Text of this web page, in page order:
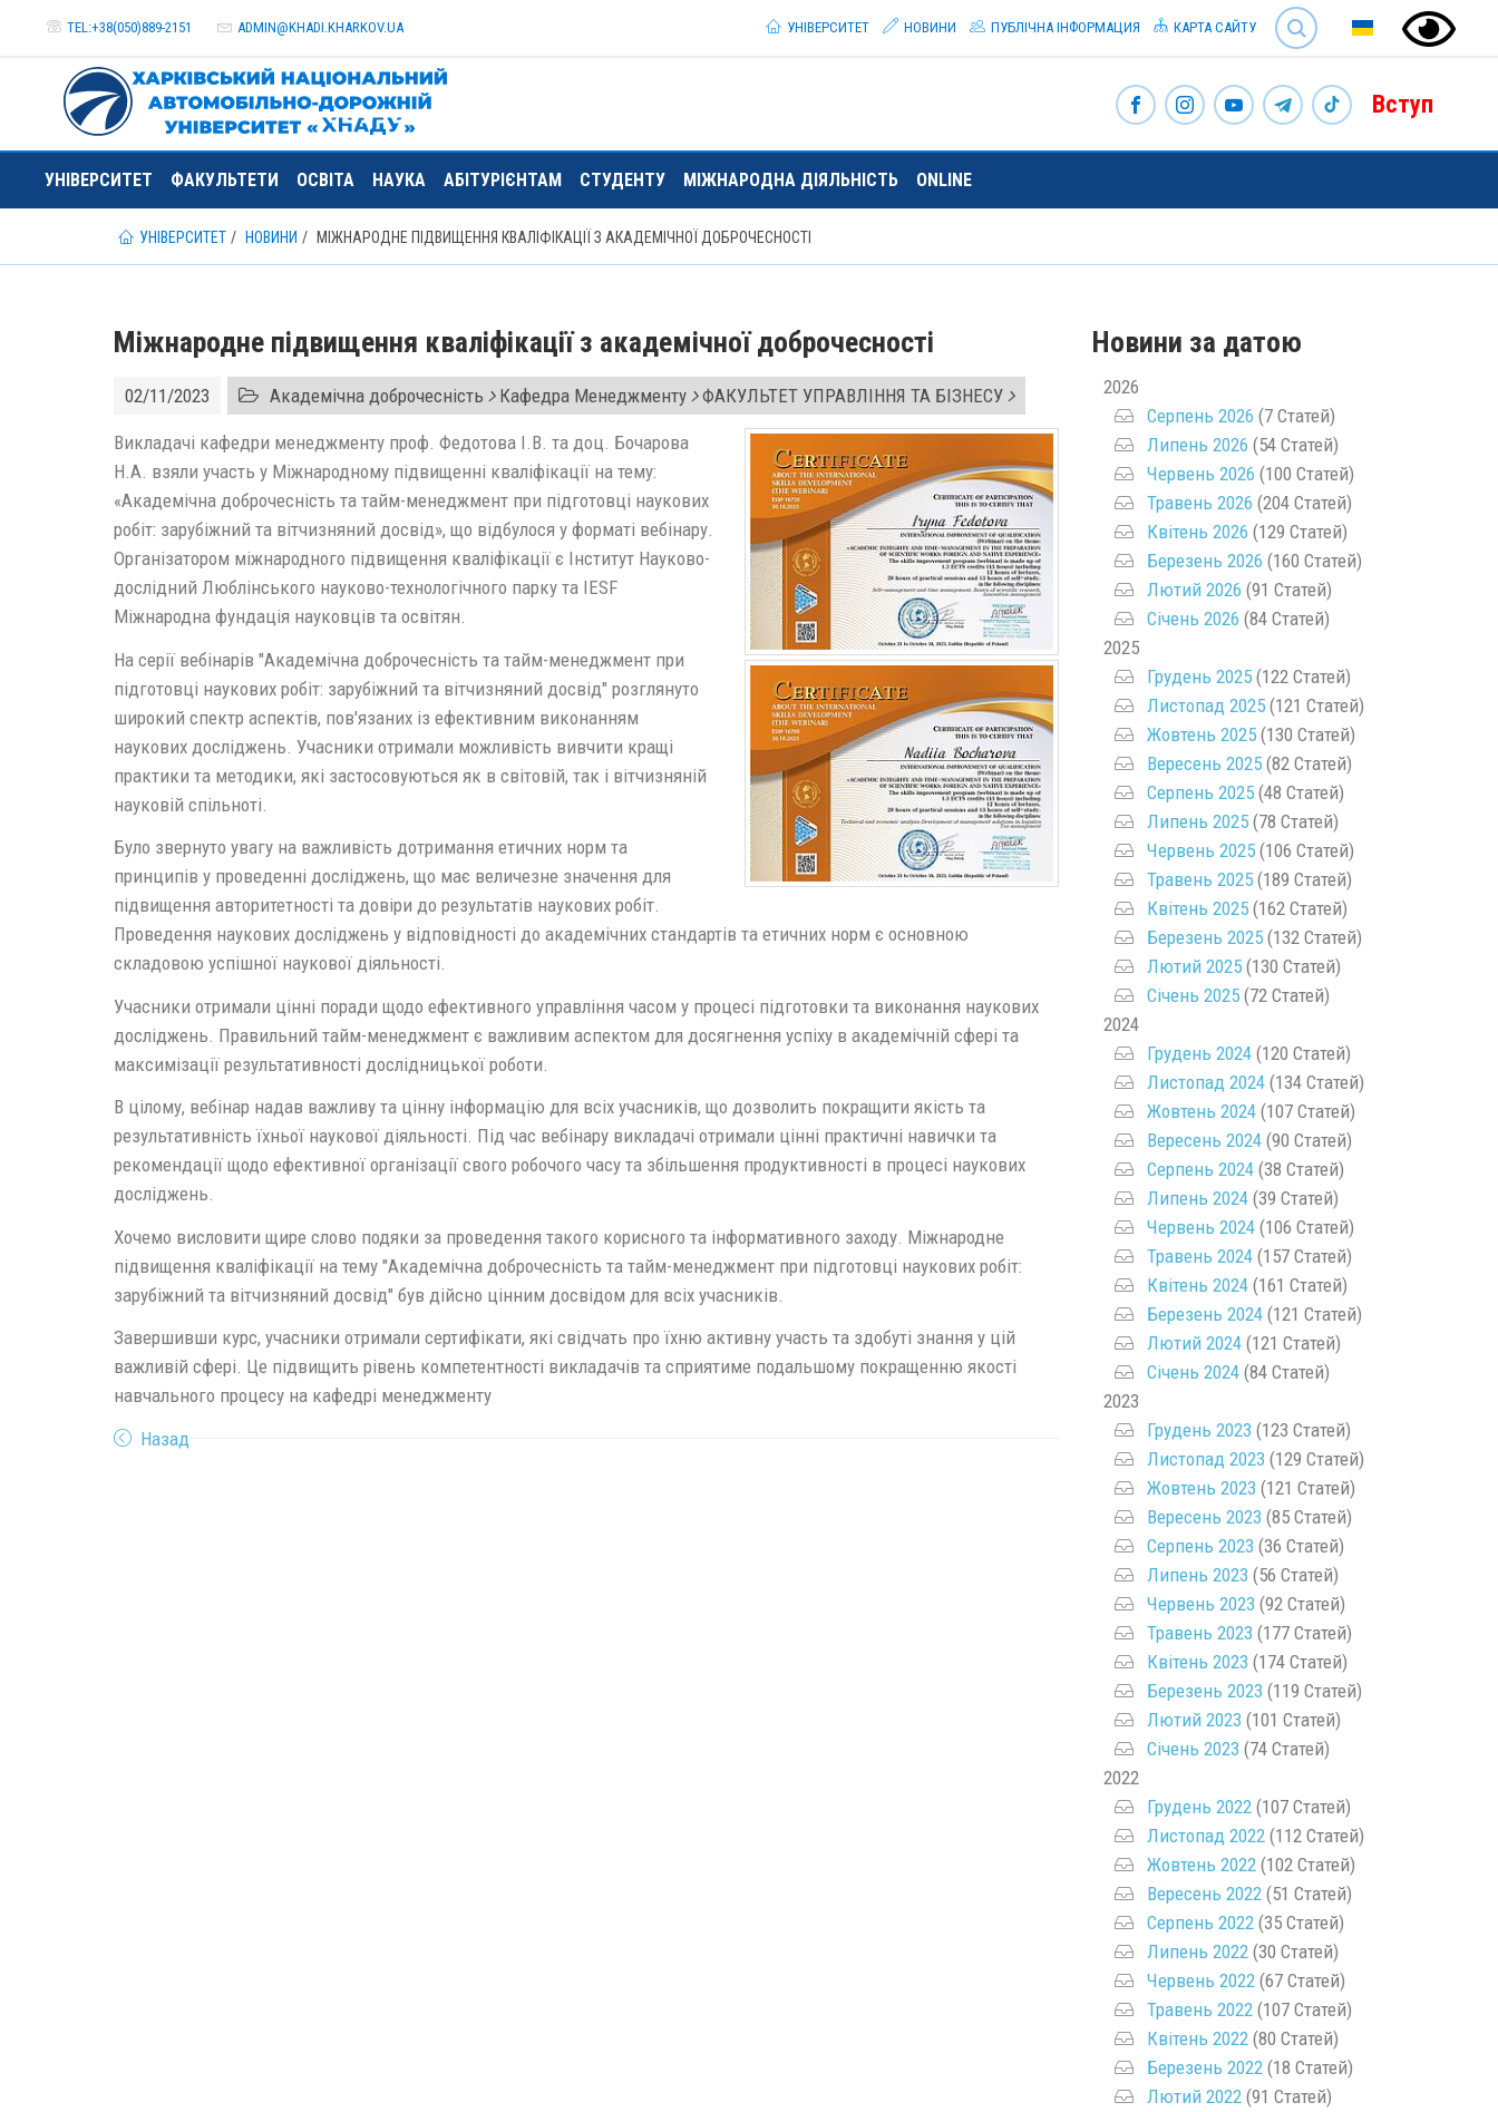
TEL:+38(050)889-2151 ADMIN@KHADI.KHARKOV.UA
SEARCH
УНІВЕРСИТЕТ
НОВИНИ ПУБЛІЧНА ІНФОРМАЦИЯ КАРТА САЙТУ
Вступ
УНІВЕРСИТЕТ ФАКУЛЬТЕТИ ОСВІТА НАУКА АБІТУРІЄНТАМ СТУДЕНТУ МІЖНАРОДНА ДІЯЛЬНІСТЬ ONLINE
УНІВЕРСИТЕТ НОВИНИ МІЖНАРОДНЕ ПІДВИЩЕННЯ КВАЛІФІКАЦІЇ З АКАДЕМІЧНОЇ ДОБРОЧЕСНОСТІ
Міжнародне підвищення кваліфікації з академічної доброчесності
02/11/2023 Академічна доброчесність Кафедра Менеджменту ФАКУЛЬТЕТ УПРАВЛІННЯ ТА БІЗНЕСУ
Викладачі кафедри менеджменту проф. Федотова І.В. та доц. Бочарова
Н.А. взяли участь у Міжнародному підвищенні кваліфікації на тему:
«Академічна доброчесність та тайм-менеджмент при підготовці наукових
робіт: зарубіжний та вітчизняний досвід», що відбулося у форматі вебінару.
Організатором міжнародного підвищення кваліфікації є Інститут Науково-
дослідний Люблінського науково-технологічного парку та IESF
Міжнародна фундація науковців та освітян.
На серії вебінарів "Академічна доброчесність та тайм-менеджмент при
підготовці наукових робіт: зарубіжний та вітчизняний досвід" розглянуто
широкий спектр аспектів, пов'язаних із ефективним виконанням
наукових досліджень. Учасники отримали можливість вивчити кращі
практики та методики, які застосовуються як в світовій, так і вітчизняній
науковій спільноті.
Було звернуто увагу на важливість дотримання етичних норм та
принципів у проведенні досліджень, що має величезне значення для
підвищення авторитетності та довіри до результатів наукових робіт.
Проведення наукових досліджень у відповідності до академічних стандартів та етичних норм є основною
складовою успішної наукової діяльності.
Учасники отримали цінні поради щодо ефективного управління часом у процесі підготовки та виконання наукових
досліджень. Правильний тайм-менеджмент є важливим аспектом для досягнення успіху в академічній сфері та
максимізації результативності дослідницької роботи.
В цілому, вебінар надав важливу та цінну інформацію для всіх учасників, що дозволить покращити якість та
результативність їхньої наукової діяльності. Під час вебінару викладачі отримали цінні практичні навички та
рекомендації щодо ефективної організації свого робочого часу та збільшення продуктивності в процесі наукових
досліджень.
Хочемо висловити щире слово подяки за проведення такого корисного та інформативного заходу. Міжнародне
підвищення кваліфікації на тему "Академічна доброчесність та тайм-менеджмент при підготовці наукових робіт:
зарубіжний та вітчизняний досвід" був дійсно цінним досвідом для всіх учасників.
Завершивши курс, учасники отримали сертифікати, які свідчать про їхню активну участь та здобуті знання у цій
важливій сфері. Це підвищить рівень компетентності викладачів та сприятиме подальшому покращенню якості
навчального процесу на кафедрі менеджменту
Назад
Новини за датою
2026
Серпень 2026 (7 Статей)
Липень 2026 (54 Статей)
Червень 2026 (100 Статей)
Травень 2026 (204 Статей)
Квітень 2026 (129 Статей)
Березень 2026 (160 Статей)
Лютий 2026 (91 Статей)
Січень 2026 (84 Статей)
2025
Грудень 2025(122 Статей)
Листопад 2025(121 Статей)
Жовтень 2025(130 Статей)
Вересень 2025(82 Статей)
Серпень 2025(48 Статей)
Липень 2025(78 Статей)
Червень 2025(106 Статей)
Травень 2025(189 Статей)
Квітень 2025(162 Статей)
Березень 2025(132 Статей)
Лютий 2025(130 Статей)
Січень 2025(72 Статей)
2024
Грудень 2024(120 Статей)
Листопад 2024(134 Статей)
Жовтень 2024(107 Статей)
Вересень 2024(90 Статей)
Серпень 2024(38 Статей)
Липень 2024(39 Статей)
Червень 2024(106 Статей)
Травень 2024(157 Статей)
Квітень 2024(161 Статей)
Березень 2024(121 Статей)
Лютий 2024(121 Статей)
Січень 2024(84 Статей)
2023
Грудень 2023 (123 Статей)
Листопад 2023 (129 Статей)
Жовтень 2023 (121 Статей)
Вересень 2023 (85 Статей)
Серпень 2023 (36 Статей)
Липень 2023 (56 Статей)
Червень 2023 (92 Статей)
Травень 2023 (177 Статей)
Квітень 2023 (174 Статей)
Березень 2023 (119 Статей)
Лютий 2023 (101 Статей)
Січень 2023 (74 Статей)
2022
Грудень 2022(107 Статей)
Листопад 2022(112 Статей)
Жовтень 2022(102 Статей)
Вересень 2022(51 Статей)
Серпень 2022(35 Статей)
Липень 2022(30 Статей)
Червень 2022(67 Статей)
Травень 2022(107 Статей)
Квітень 2022(80 Статей)
Березень 2022(18 Статей)
Лютий 2022(91 Статей)